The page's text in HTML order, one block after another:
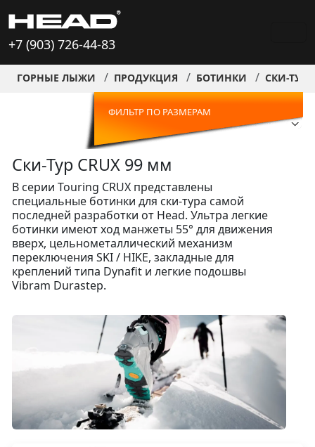
+7 (903) 726-44-83
ГОРНЫЕ ЛЫЖИ ПРОДУКЦИЯ БОТИНКИ СКИ-ТУР
ФИЛЬТР ПО РАЗМЕРАМ
Ски-Тур CRUX 99 мм
В серии Touring CRUX представлены
специальные ботинки для ски-тура самой
последней разработки от Head. Ультра легкие
ботинки имеют ход манжеты 55° для движения
вверх, цельнометаллический механизм
переключения SKI / HIKE, закладные для
креплений типа Dynafit и легкие подошвы
Vibram Durastep.